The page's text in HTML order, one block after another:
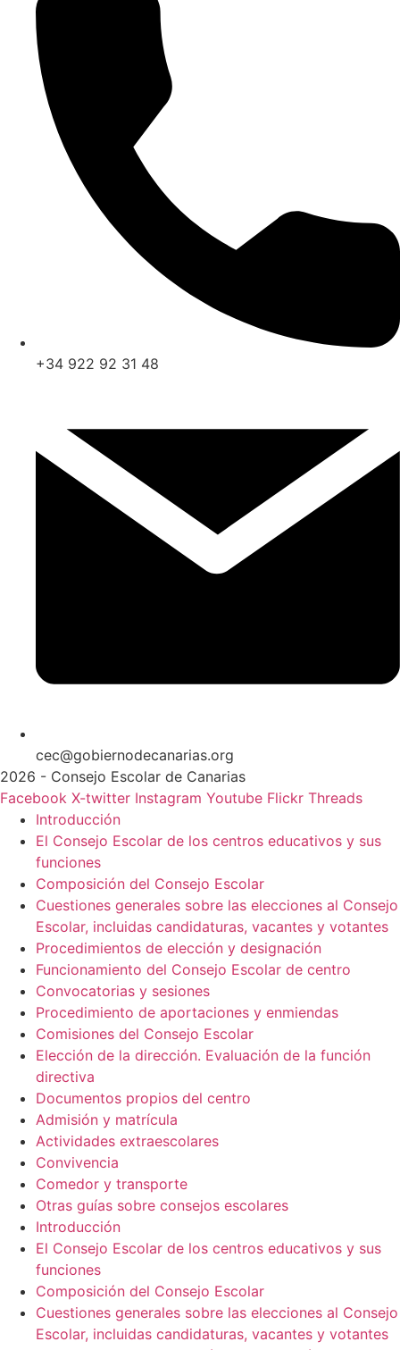
+34 922 92 31 48
cec@gobiernodecanarias.org
2026 - Consejo Escolar de Canarias
Facebook X-twitter Instagram Youtube Flickr Threads
Introducción
El Consejo Escolar de los centros educativos y sus
funciones
Composición del Consejo Escolar
Cuestiones generales sobre las elecciones al Consejo
Escolar, incluidas candidaturas, vacantes y votantes
Procedimientos de elección y designación
Funcionamiento del Consejo Escolar de centro
Convocatorias y sesiones
Procedimiento de aportaciones y enmiendas
Comisiones del Consejo Escolar
Elección de la dirección. Evaluación de la función
directiva
Documentos propios del centro
Admisión y matrícula
Actividades extraescolares
Convivencia
Comedor y transporte
Otras guías sobre consejos escolares
Introducción
El Consejo Escolar de los centros educativos y sus
funciones
Composición del Consejo Escolar
Cuestiones generales sobre las elecciones al Consejo
Escolar, incluidas candidaturas, vacantes y votantes